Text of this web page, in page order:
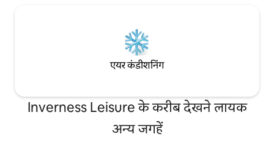
एयर कंडीशनिंग
Inverness Leisure के करीब देखने लायक
अन्य जगहें